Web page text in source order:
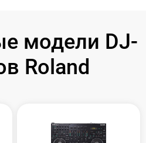
модели DJ-
Roland